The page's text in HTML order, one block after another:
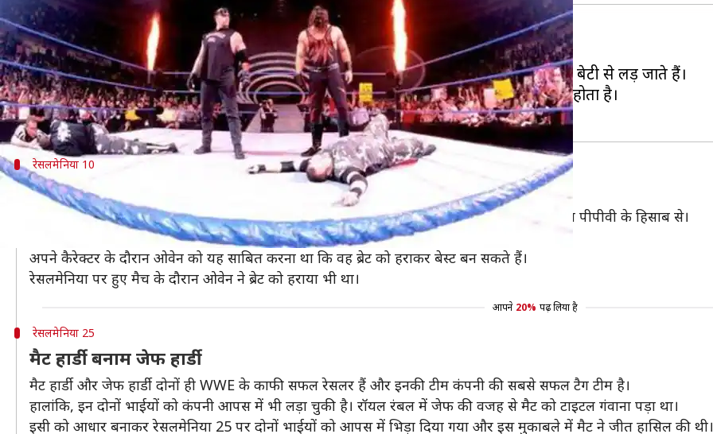
क्या है खबर?
WWE के चेयरमैन विंस मैकमैहन अपनी कंपनी में भाईयों को लड़ाने में भरोसा नहीं रखते हैं।
वह हमेशा कोशिश करते हैं कि फाइट में रिश्ते बीच में ना आएं, लेकिन फिर वह खुद ही अपने बेटे और बेटी से लड़ जाते हैं।
विंस को यह चीज पता है कि किसी भी शो को रोमांचक बनाने के लिए कुछ अप्रत्याशित करना जरूरी होता है।
रेसलमेनिया 10
ब्रेट हार्ट बनाम ओवेन हार्ट
इस मुकाबले को बेस्ट पीपीवी मैच माना जाता है चाहे इसे रेसलमेनिया के हिसाब से देखें या फिर किसी अन्य पीपीवी के हिसाब से।
ओवेन हार्ट को उस स्टोरीलाइन में रखा गया था जिसमें वह जलन रखने वाले भाई का रोल निभा रहे थे।
अपने कैरेक्टर के दौरान ओवेन को यह साबित करना था कि वह ब्रेट को हराकर बेस्ट बन सकते हैं।
रेसलमेनिया पर हुए मैच के दौरान ओवेन ने ब्रेट को हराया भी था।
आपने 20% पढ़ लिया है
रेसलमेनिया 25
मैट हार्डी बनाम जेफ हार्डी
मैट हार्डी और जेफ हार्डी दोनों ही WWE के काफी सफल रेसलर हैं और इनकी टीम कंपनी की सबसे सफल टैग टीम है।
हालांकि, इन दोनों भाईयों को कंपनी आपस में भी लड़ा चुकी है। रॉयल रंबल में जेफ की वजह से मैट को टाइटल गंवाना पड़ा था।
इसी को आधार बनाकर रेसलमेनिया 25 पर दोनों भाईयों को आपस में भिड़ा दिया गया और इस मुकाबले में मैट ने जीत हासिल की थी।